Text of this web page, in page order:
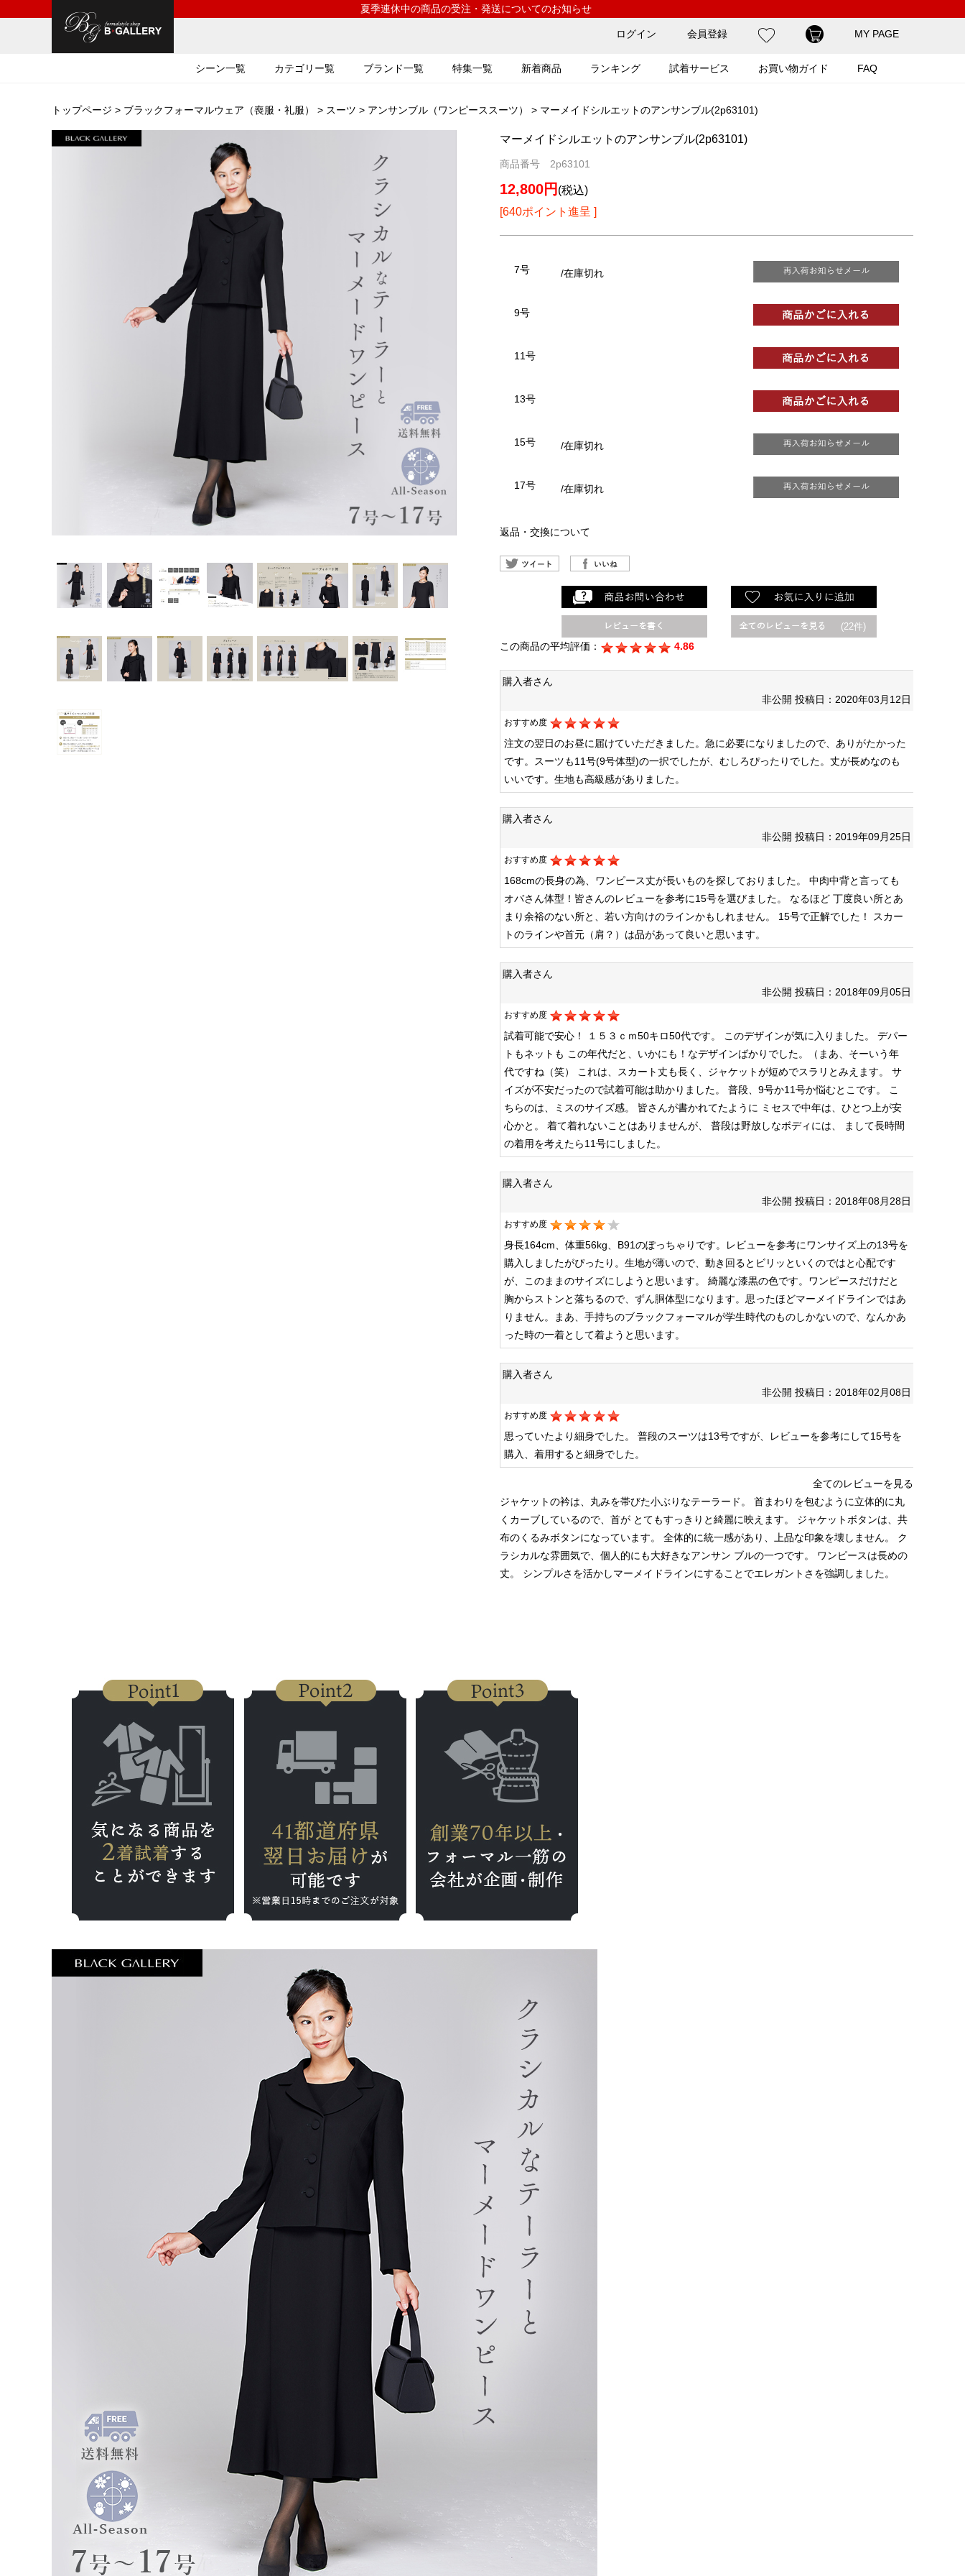
夏季連休中の商品の受注・発送についてのお知らせ
ログイン 会員登録 MY PAGE
シーン一覧 カテゴリー覧 ブランド一覧 特集一覧 新着商品 ランキング 試着サービス お買い物ガイド FAQ
トップページ > ブラックフォーマルウェア（喪服・礼服） > スーツ > アンサンブル（ワンピーススーツ） > マーメイドシルエットのアンサンブル(2p63101)
マーメイドシルエットのアンサンブル(2p63101)
商品番号 2p63101
12,800円 (税込)
[640ポイント進呈 ]
7号 /在庫切れ
9号
11号
13号
15号 /在庫切れ
17号 /在庫切れ
返品・交換について
(22件)
この商品の平均評価： 4.86
購入者さん
非公開 投稿日：2020年03月12日
おすすめ度
注文の翌日のお昼に届けていただきました。急に必要になりましたので、ありがたかった
です。スーツも11号(9号体型)の一択でしたが、むしろぴったりでした。丈が長めなのも
いいです。生地も高級感がありました。
購入者さん
非公開 投稿日：2019年09月25日
おすすめ度
168cmの長身の為、ワンピース丈が長いものを探しておりました。
中肉中背と言っても
オバさん体型！皆さんのレビューを参考に15号を選びました。
なるほど 丁度良い所とあ
まり余裕のない所と、若い方向けのラインかもしれません。
15号で正解でした！ スカー
トのラインや首元（肩？）は品があって良いと思います。
購入者さん
非公開 投稿日：2018年09月05日
おすすめ度
試着可能で安心！ １５３ｃｍ50キロ50代です。 このデザインが気に入りました。
デパー
トもネットも この年代だと、いかにも！なデザインばかりでした。（まあ、そーいう年
代ですね（笑）
これは、スカート丈も長く、ジャケットが短めでスラリとみえます。
サ
イズが不安だったので試着可能は助かりました。
普段、9号か11号か悩むとこです。
こ
ちらのは、ミスのサイズ感。
皆さんが書かれてたように ミセスで中年は、ひとつ上が安
心かと。
着て着れないことはありませんが、 普段は野放しなボディには、
まして長時間
の着用を考えたら11号にしました。
購入者さん
非公開 投稿日：2018年08月28日
おすすめ度
身長164cm、体重56kg、B91のぽっちゃりです。レビューを参考にワンサイズ上の13号を
購入しましたがぴったり。生地が薄いので、動き回るとビリッといくのではと心配です
が、このままのサイズにしようと思います。
綺麗な漆黒の色です。ワンピースだけだと
胸からストンと落ちるので、ずん胴体型になります。思ったほどマーメイドラインではあ
りません。まあ、手持ちのブラックフォーマルが学生時代のものしかないので、なんかあ
った時の一着として着ようと思います。
購入者さん
非公開 投稿日：2018年02月08日
おすすめ度
思っていたより細身でした。
普段のスーツは13号ですが、レビューを参考にして15号を
購入、着用すると細身でした。
全てのレビューを見る
ジャケットの衿は、丸みを帯びた小ぶりなテーラード。
首まわりを包むように立体的に丸
くカーブしているので、首が とてもすっきりと綺麗に映えます。
ジャケットボタンは、共
布のくるみボタンになっています。
全体的に統一感があり、上品な印象を壊しません。
ク
ラシカルな雰囲気で、個人的にも大好きなアンサン ブルの一つです。
ワンピースは長めの
丈。
シンプルさを活かしマーメイドラインにすることでエレガントさを強調しました。